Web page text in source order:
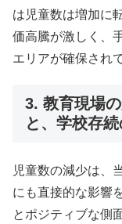
は児童数は増加に
価高騰が激しく、
エリアが確保され
3. 教育現場
と、学校存
児童数の減少は、
にも直接的な影響
とポジティブな側